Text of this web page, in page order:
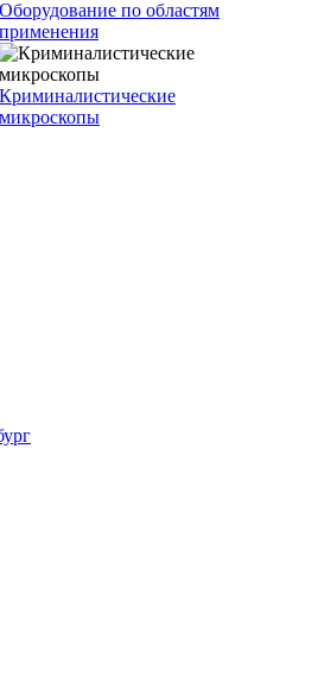
Оборудование по областям
применения
Криминалистические
микроскопы